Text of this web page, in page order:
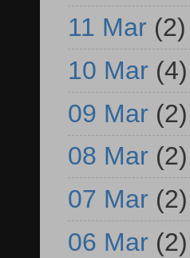
11 Mar (2)
10 Mar (4)
09 Mar (2)
08 Mar (2)
07 Mar (2)
06 Mar (2)